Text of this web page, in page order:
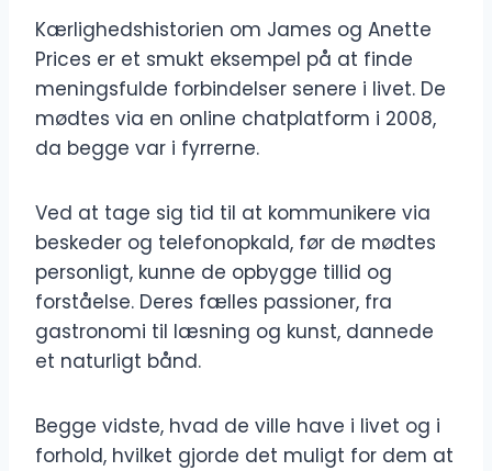
Kærlighedshistorien om James og Anette
Prices er et smukt eksempel på at finde
meningsfulde forbindelser senere i livet. De
mødtes via en online chatplatform i 2008,
da begge var i fyrrerne.
Ved at tage sig tid til at kommunikere via
beskeder og telefonopkald, før de mødtes
personligt, kunne de opbygge tillid og
forståelse. Deres fælles passioner, fra
gastronomi til læsning og kunst, dannede
et naturligt bånd.
Begge vidste, hvad de ville have i livet og i
forhold, hvilket gjorde det muligt for dem at